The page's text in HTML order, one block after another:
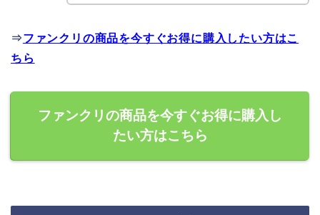
⇒ファンクリの商品を今すぐお得に購入したい方はこ
ちら
ファンクリの商品を今すぐお得に購入し
たい方はこちら